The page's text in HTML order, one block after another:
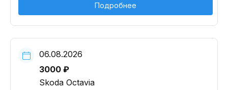
Подробнее
06.08.2026
3000 ₽
Skoda Octavia